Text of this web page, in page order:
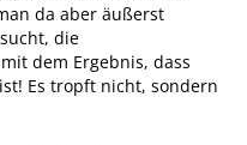
da aber äußerst
die
dem Ergebnis, dass
Es tropft nicht, sondern